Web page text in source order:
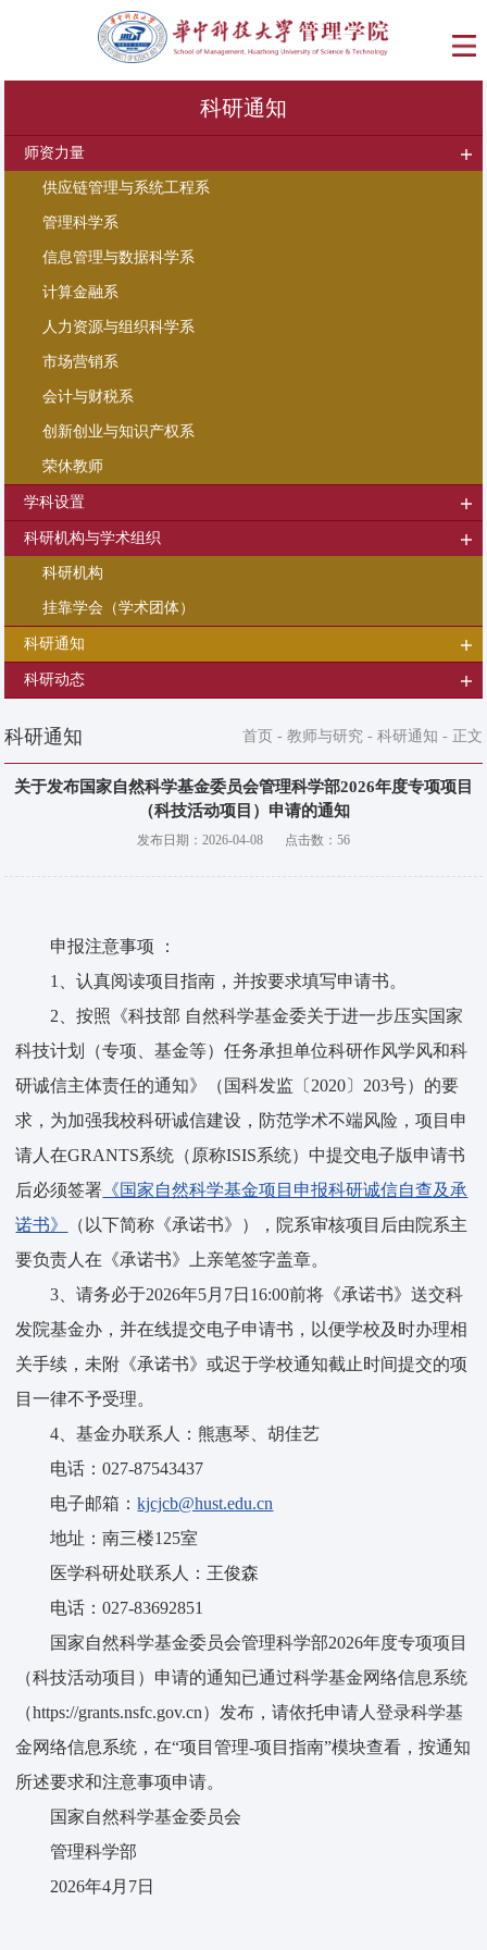
科研通知
师资力量
供应链管理与系统工程系
管理科学系
信息管理与数据科学系
计算金融系
人力资源与组织科学系
市场营销系
会计与财税系
创新创业与知识产权系
荣休教师
学科设置
科研机构与学术组织
科研机构
挂靠学会（学术团体）
科研通知
科研动态
科研通知 首页 - 教师与研究- 科研通知 - 正文
关于发布国家自然科学基金委员会管理科学部2026年度专项项目
（科技活动项目）申请的通知
发布日期： 2026-04-08 点击数： 56
申报注意事项 ：
1、认真阅读项目指南，并按要求填写申请书。
2、按照《科技部 自然科学基金委关于进一步压实国家
科技计划（专项、基金等）任务承担单位科研作风学风和科
研诚信主体责任的通知》（国科发监〔2020〕203号）的要
求，为加强我校科研诚信建设，防范学术不端风险，项目申
请人在GRANTS系统（原称ISIS系统）中提交电子版申请书
后必须签署 《国家自然科学基金项目申报科研诚信自查及承
诺书》
（以下简称《承诺书》），院系审核项目后由院系主
要负责人在《承诺书》上亲笔签字盖章。
3、请务必于2026年5月7日16:00前将《承诺书》送交科
发院基金办，并在线提交电子申请书，以便学校及时办理相
关手续，未附《承诺书》或迟于学校通知截止时间提交的项
目一律不予受理。
4、基金办联系人：熊惠琴、胡佳艺
电话：027-87543437
电子邮箱：kjcjcb@hust.edu.cn
地址：南三楼125室
医学科研处联系人：王俊森
电话：027-83692851
国家自然科学基金委员会管理科学部2026年度专项项目
（科技活动项目）申请的通知已通过科学基金网络信息系统
（https://grants.nsfc.gov.cn）发布，请依托申请人登录科学基
金网络信息系统，在“项目管理-项目指南”模块查看，按通知
所述要求和注意事项申请。
国家自然科学基金委员会
管理科学部
2026年4月7日